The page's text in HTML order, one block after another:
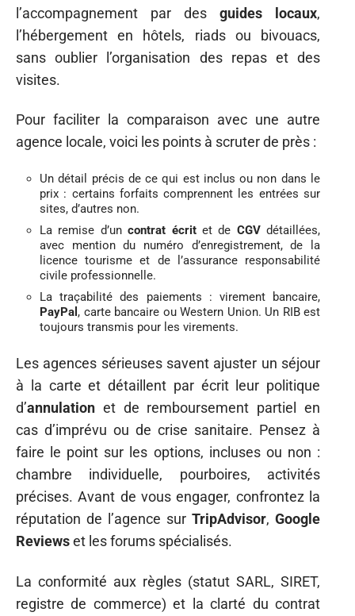
l’accompagnement par des guides locaux,
l’hébergement en hôtels, riads ou bivouacs,
sans oublier l’organisation des repas et des
visites.
Pour faciliter la comparaison avec une autre
agence locale, voici les points à scruter de près :
Un détail précis de ce qui est inclus ou non dans le
prix : certains forfaits comprennent les entrées sur
sites, d’autres non.
La remise d’uncontrat écritet de CGVdétaillées,
avec mention du numéro d’enregistrement, de la
licence tourisme et de l’assurance responsabilité
civile professionnelle.
La traçabilité des paiements : virement bancaire,
PayPal , carte bancaire ou Western Union. Un RIB est
toujours transmis pour les virements.
Les agences sérieuses savent ajuster un séjour
à la carte et détaillent par écrit leur politique
d’annulation et de remboursement partiel en
cas d’imprévu ou de crise sanitaire. Pensez à
faire le point sur les options, incluses ou non :
chambre individuelle, pourboires, activités
précises. Avant de vous engager, confrontez la
réputation de l’agence sur TripAdvisor, Google
Reviewset les forums spécialisés.
La conformité aux règles (statut SARL, SIRET,
registre de commerce) et la clarté du contrat